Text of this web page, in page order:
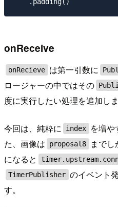
onReceive
onRecieve は第一引数に
ロージャーの中ではその
度に実行したい処理を追加しま
今回は、純粋に index
を増や
た、画像は
proposal8 まで
になると
TimerPublisher のイベント
す。